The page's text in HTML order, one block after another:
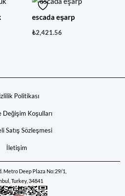
escada eşarp
₺2,421.56
Politikası
Değişim Koşulları
Satış Sözleşmesi
İletişim
Metro Deep Plaza No:29/1,
Turkey, 34841